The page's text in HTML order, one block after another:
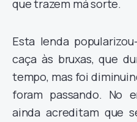
que trazem má sorte.
Esta lenda
caça às bruxas, que
tempo, mas foi
foram passando. No
ainda acreditam que